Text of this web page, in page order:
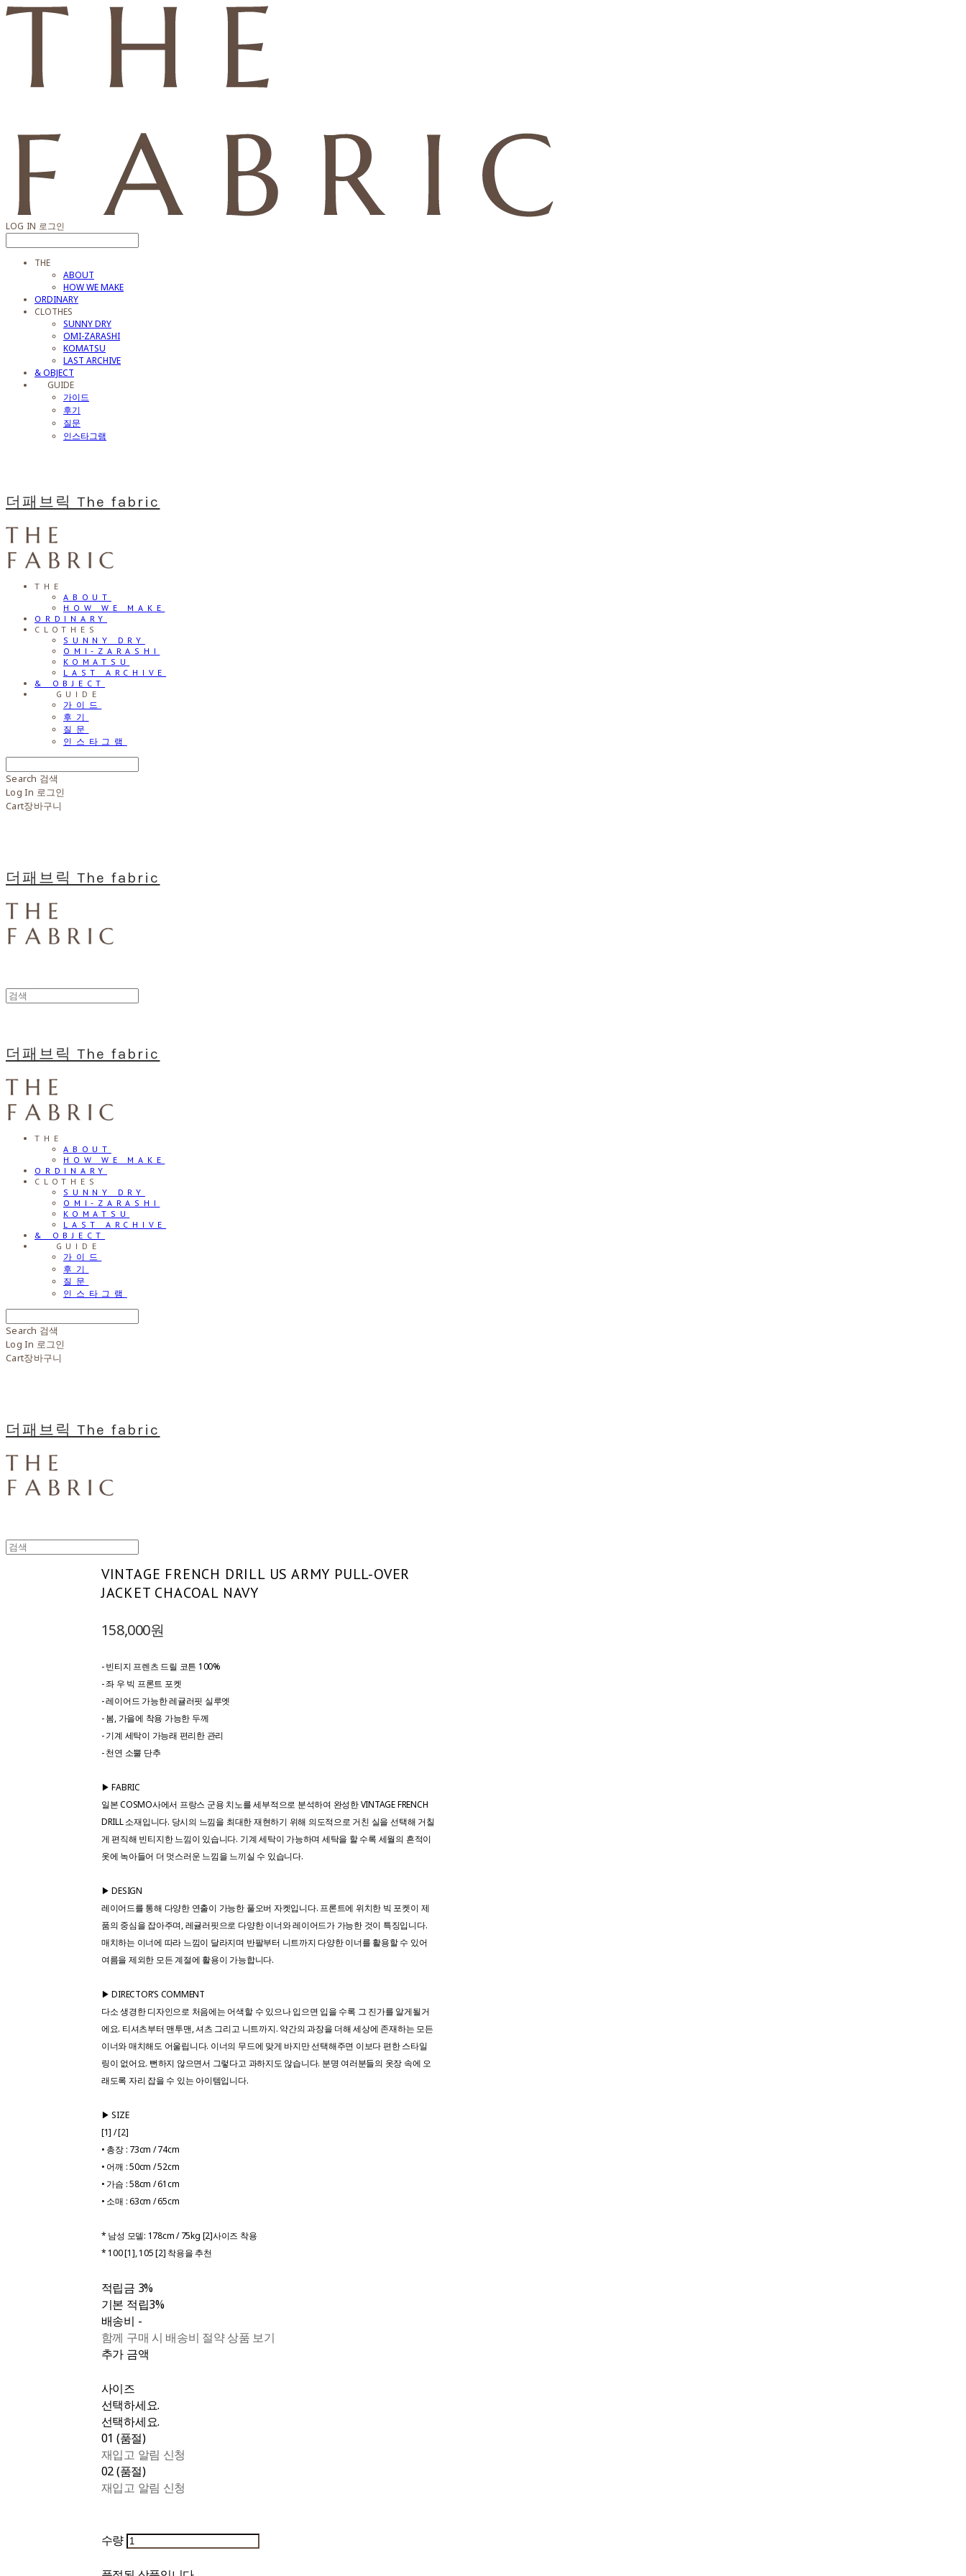
LOG IN 로그인
THE
ABOUT
HOW WE MAKE
ORDINARY
CLOTHES
SUNNY DRY
OMI-ZARASHI
KOMATSU
LAST ARCHIVE
& OBJECT
⠀⠀GUIDE
가이드
후기
질문
인스타그램
더패브릭 The fabric
THE
ABOUT
HOW WE MAKE
ORDINARY
CLOTHES
SUNNY DRY
OMI-ZARASHI
KOMATSU
LAST ARCHIVE
& OBJECT
⠀⠀GUIDE
가이드
후기
질문
인스타그램
Search 검색
Log In 로그인
Cart장바구니
더패브릭 The fabric
더패브릭 The fabric
THE
ABOUT
HOW WE MAKE
ORDINARY
CLOTHES
SUNNY DRY
OMI-ZARASHI
KOMATSU
LAST ARCHIVE
& OBJECT
⠀⠀GUIDE
가이드
후기
질문
인스타그램
Search 검색
Log In 로그인
Cart장바구니
더패브릭 The fabric
VINTAGE FRENCH DRILL US ARMY PULL-OVER
JACKET CHACOAL NAVY
158,000원
- 빈티지 프렌츠 드릴 코튼 100%
- 좌 우 빅 프론트 포켓
- 레이어드 가능한 레귤러핏 실루엣
- 봄, 가을에 착용 가능한 두께
- 기계 세탁이 가능래 편리한 관리
- 천연 소뿔 단추
▶ FABRIC
일본 COSMO사에서 프랑스 군용 치노를 세부적으로 분석하여 완성한 VINTAGE FRENCH
DRILL 소재입니다. 당시의 느낌을 최대한 재현하기 위해 의도적으로 거친 실을 선택해 거칠
게 편직해 빈티지한 느낌이 있습니다. 기계 세탁이 가능하며 세탁을 할 수록 세월의 흔적이
옷에 녹아들어 더 멋스러운 느낌을 느끼실 수 있습니다.
▶ DESIGN
레이어드를 통해 다양한 연출이 가능한 풀오버 자켓입니다. 프론트에 위치한 빅 포켓이 제
품의 중심을 잡아주며, 레귤러핏으로 다양한 이너와 레이어드가 가능한 것이 특징입니다.
매치하는 이너에 따라 느낌이 달라지며 반팔부터 니트까지 다양한 이너를 활용할 수 있어
여름을 제외한 모든 계절에 활용이 가능합니다.
▶ DIRECTOR’S COMMENT
다소 생경한 디자인으로 처음에는 어색할 수 있으나 입으면 입을 수록 그 진가를 알게될거
에요. 티셔츠부터 맨투맨, 셔츠 그리고 니트까지. 약간의 과장을 더해 세상에 존재하는 모든
이너와 매치해도 어울립니다. 이너의 무드에 맞게 바지만 선택해주면 이보다 편한 스타일
링이 없어요. 뻔하지 않으면서 그렇다고 과하지도 않습니다. 분명 여러분들의 옷장 속에 오
래도록 자리 잡을 수 있는 아이템입니다.
▶ SIZE
[1] / [2]
• 총장 : 73cm / 74cm
• 어깨 : 50cm / 52cm
• 가슴 : 58cm / 61cm
• 소매 : 63cm / 65cm
* 남성 모델: 178cm / 75kg [2]사이즈 착용
* 100 [1], 105 [2] 착용을 추천
적립금 3%
기본 적립3%
배송비 -
함께 구매 시 배송비 절약 상품 보기
추가 금액
사이즈
선택하세요.
선택하세요.
01 (품절)
재입고 알림 신청
02 (품절)
재입고 알림 신청
수량